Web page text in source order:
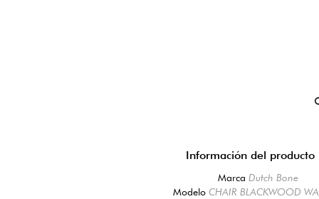
Información del producto
MarcaDutch Bone
ModeloCHAIR BLACKWOOD